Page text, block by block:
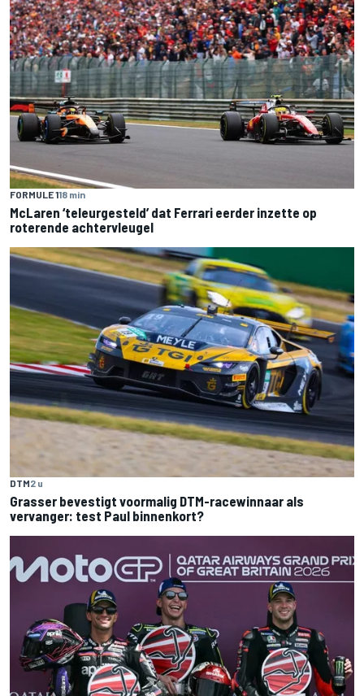
FORMULE 118 min
McLaren ‘teleurgesteld’ dat Ferrari eerder inzette op
roterende achtervleugel
DTM2 u
Grasser bevestigt voormalig DTM-racewinnaar als
vervanger: test Paul binnenkort?